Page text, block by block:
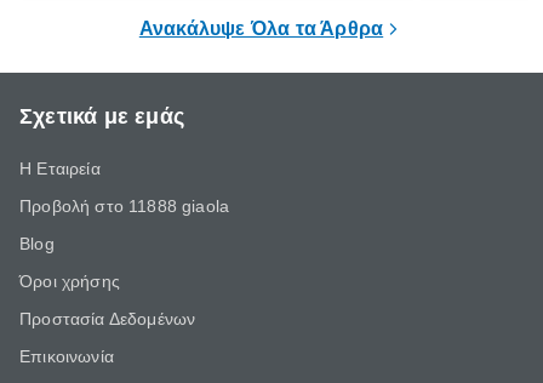
Ανακάλυψε Όλα τα Άρθρα
Σχετικά με εμάς
Η Εταιρεία
Προβολή στο 11888 giaola
Blog
Όροι χρήσης
Προστασία Δεδομένων
Επικοινωνία